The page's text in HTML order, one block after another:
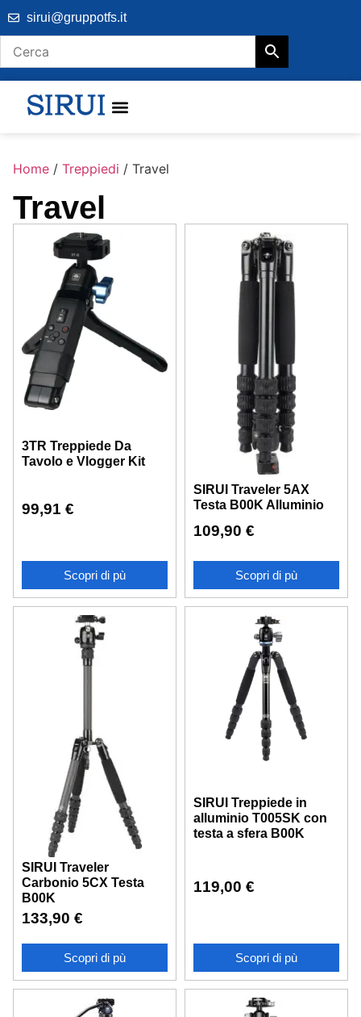
sirui@gruppotfs.it
Home / Treppiedi / Travel
Travel
3TR Treppiede Da
Tavolo e Vlogger Kit
99,91 €
Scopri di pù
SIRUI Traveler 5AX
Testa B00K Alluminio
109,90 €
Scopri di pù
SIRUI Traveler
Carbonio 5CX Testa
B00K
133,90 €
Scopri di pù
SIRUI Treppiede in
alluminio T005SK con
testa a sfera B00K
119,00 €
Scopri di pù